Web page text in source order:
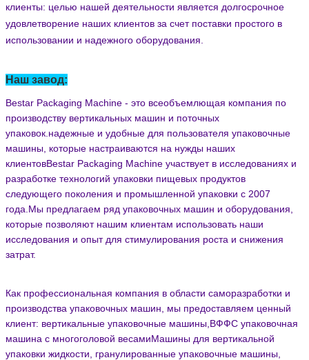
клиенты: целью нашей деятельности является долгосрочное
удовлетворение наших клиентов за счет поставки простого в
использовании и надежного оборудования.
Наш завод:
Bestar Packaging Machine - это всеобъемлющая компания по
производству вертикальных машин и поточных
упаковок.надежные и удобные для пользователя упаковочные
машины, которые настраиваются на нужды наших
клиентовBestar Packaging Machine участвует в исследованиях и
разработке технологий упаковки пищевых продуктов
следующего поколения и промышленной упаковки с 2007
года.Мы предлагаем ряд упаковочных машин и оборудования,
которые позволяют нашим клиентам использовать наши
исследования и опыт для стимулирования роста и снижения
затрат.
Как профессиональная компания в области саморазработки и
производства упаковочных машин, мы предоставляем ценный
клиент: вертикальные упаковочные машины,ВФФС упаковочная
машина с многоголовой весамиМашины для вертикальной
упаковки жидкости, гранулированные упаковочные машины,